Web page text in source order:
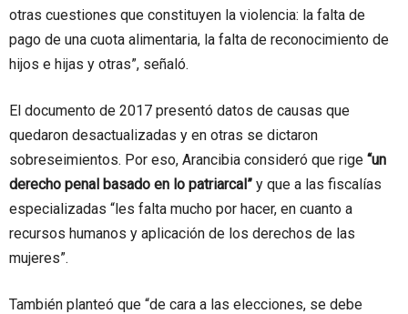
otras cuestiones que constituyen la violencia: la falta de
pago de una cuota alimentaria, la falta de reconocimiento de
hijos e hijas y otras”, señaló.
El documento de 2017 presentó datos de causas que
quedaron desactualizadas y en otras se dictaron
sobreseimientos. Por eso, Arancibia consideró que rige “un
derecho penal basado en lo patriarcal” y que a las fiscalías
especializadas “les falta mucho por hacer, en cuanto a
recursos humanos y aplicación de los derechos de las
mujeres”.
También planteó que “de cara a las elecciones, se debe